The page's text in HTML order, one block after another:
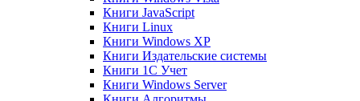
Книги JavaScript
Книги Linux
Книги Windows XP
Книги Издательские системы
Книги 1C Учет
Книги Windows Server